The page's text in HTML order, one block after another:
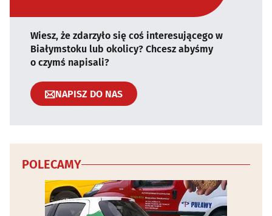
Wiesz, że zdarzyło się coś interesującego w
Białymstoku lub okolicy? Chcesz abyśmy
o czymś napisali?
NAPISZ DO NAS
POLECAMY